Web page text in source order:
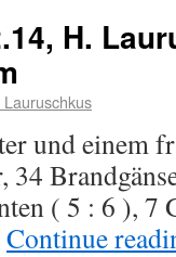
H.
Lauruschkus
und einem
34
( 5 : 6 ), 7
Continue